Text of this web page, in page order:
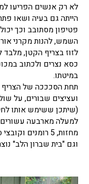
לא רק אנשים הפריעו
הייתה גם בעיה ושאו
פטיפון מסתובב וכך
השמש, להנות מקרני
לזוז בצריף הקטן,
כסא נצרים ולכתוב
במיטתו.
תחת הסכככה של
ועציצים שבורים, על
(שיתכן ששימש אותו
מחזות, 5 רומנים
וגם "בית שברון הלב"